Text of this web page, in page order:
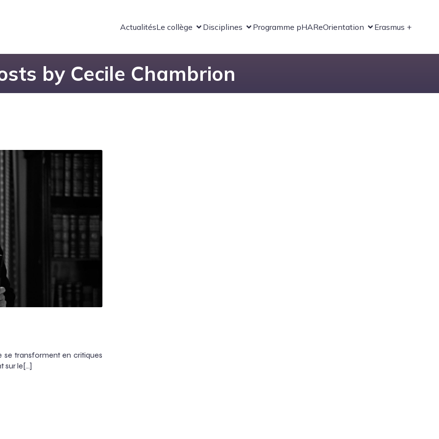
ActualitésLe collège Disciplines Programme pHAReOrientation Erasmus +
by Cecile Chambrion
se transforment en critiques
sur le[…]